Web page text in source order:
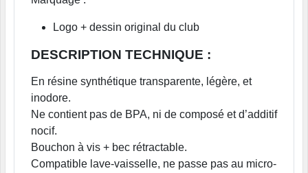
Logo + dessin original du club
DESCRIPTION TECHNIQUE :
En résine synthétique transparente, légère, et
inodore.
Ne contient pas de BPA, ni de composé et d’additif
nocif.
Bouchon à vis + bec rétractable.
Compatible lave-vaisselle, ne passe pas au micro-